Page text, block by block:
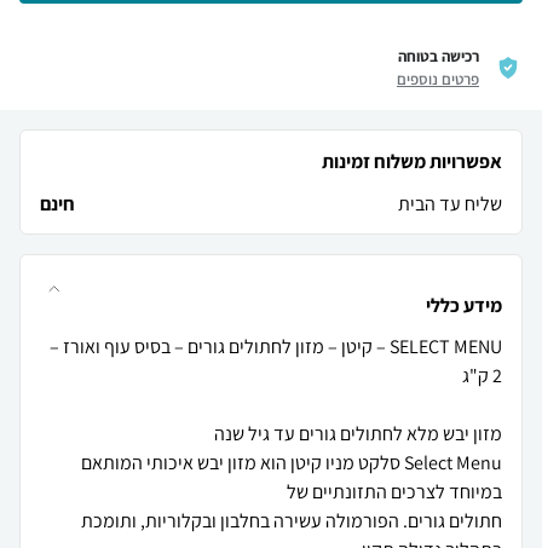
רכישה בטוחה
פרטים נוספים
אפשרויות משלוח זמינות
שליח עד הבית
חינם
מידע כללי
SELECT MENU – קיטן – מזון לחתולים גורים – בסיס עוף ואורז –
Select Menu סלקט מניו קיטן הוא מזון יבש איכותי המותאם
חתולים גורים. הפורמולה עשירה בחלבון ובקלוריות, ותומכת